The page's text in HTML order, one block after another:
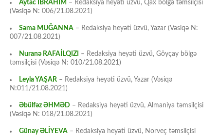
Aytac İBRAHİM – Redaksiya heyəti üzvü, Qax bölgə təmsilçisi
(Vəsiqə N: 006/21.08.2021)
Səma MUĞANNA – Redaksiya heyəti üzvü, Yazar (Vəsiqə N:
007/21.08.2021)
Nuranə RAFAİLQIZI
– Redaksiya heyəti üzvü, Göyçay bölgə
təmsilçisi (Vəsiqə N: 010/21.08.2021)
Leyla YAŞAR – Redaksiya heyəti üzvü, Yazar (Vəsiqə
N:011/21.08.2021)
Əbülfəz ƏHMƏD – Redaksiya heyəti üzvü, Almaniya təmsilçisi
(Vəsiqə N: 018/21.08.2021)
Günay ƏLİYEVA – Redaksiya heyəti üzvü, Norveç təmsilçisi